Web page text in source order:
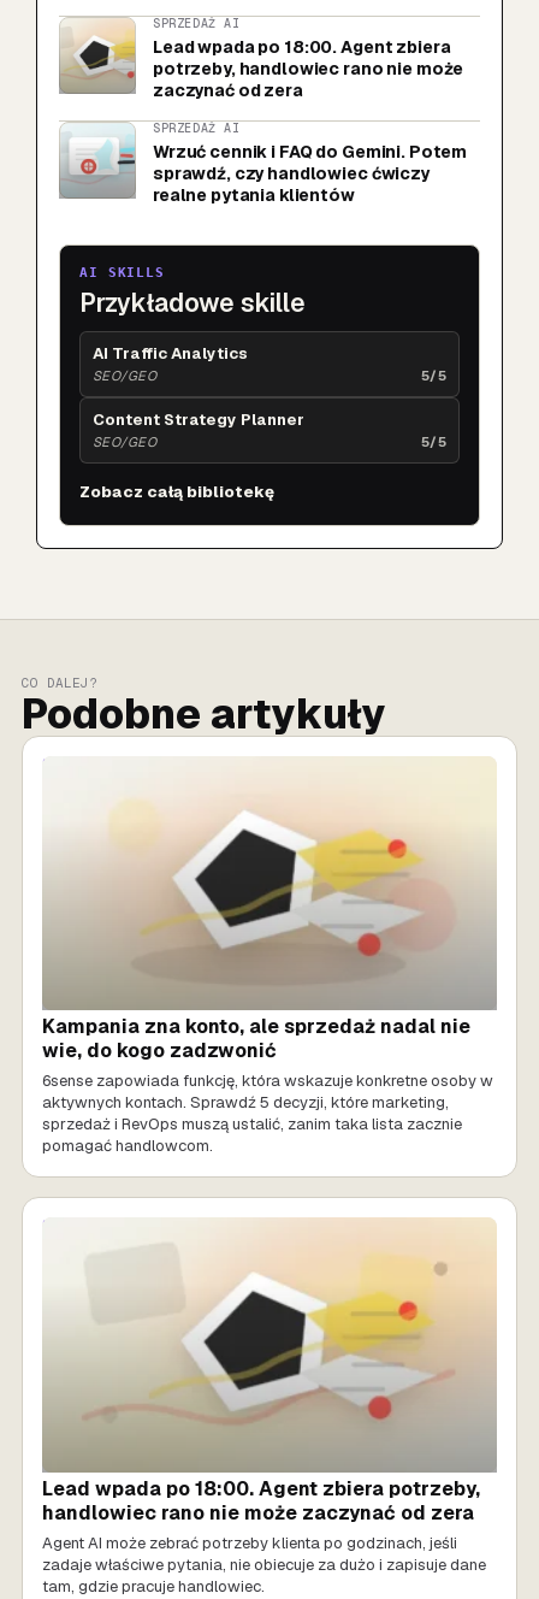
SPRZEDAŻ AI
Lead wpada po 18:00. Agent zbiera
potrzeby, handlowiec rano nie może
zaczynać od zera
SPRZEDAŻ AI
Wrzuć cennik i FAQ do Gemini. Potem
sprawdź, czy handlowiec ćwiczy
realne pytania klientów
AI SKILLS
Przykładowe skille
AI Traffic Analytics
SEO/GEO 5/5
Content Strategy Planner
SEO/GEO 5/5
Zobacz całą bibliotekę
CO DALEJ?
Podobne artykuły
SPRZEDAŻ AI
Kampania zna konto, ale sprzedaż nadal nie
wie, do kogo zadzwonić
6sense zapowiada funkcję, która wskazuje konkretne osoby w
aktywnych kontach. Sprawdź 5 decyzji, które marketing,
sprzedaż i RevOps muszą ustalić, zanim taka lista zacznie
pomagać handlowcom.
SPRZEDAŻ AI
Lead wpada po 18:00. Agent zbiera potrzeby,
handlowiec rano nie może zaczynać od zera
Agent AI może zebrać potrzeby klienta po godzinach, jeśli
zadaje właściwe pytania, nie obiecuje za dużo i zapisuje dane
tam, gdzie pracuje handlowiec.